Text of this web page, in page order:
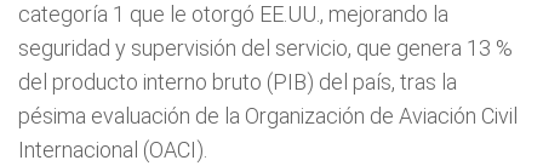
categoría 1 que le otorgó EE.UU., mejorando la
seguridad y supervisión del servicio, que genera 13 %
del producto interno bruto (PIB) del país, tras la
pésima evaluación de la Organización de Aviación Civil
Internacional (OACI).